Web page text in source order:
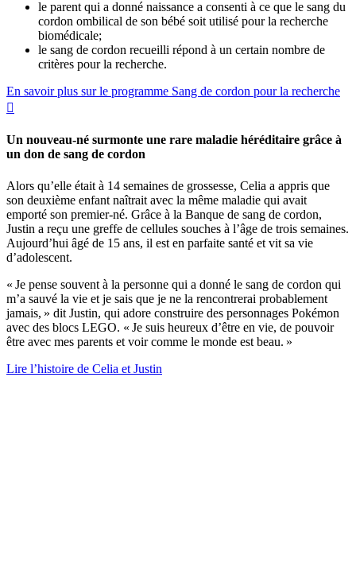
le parent qui a donné naissance a consenti à ce que le sang du
cordon ombilical de son bébé soit utilisé pour la recherche
biomédicale;
le sang de cordon recueilli répond à un certain nombre de
critères pour la recherche.
En savoir plus sur le programme Sang de cordon pour la recherche

Un nouveau-né surmonte une rare maladie héréditaire grâce à
un don de sang de cordon
Alors qu’elle était à 14 semaines de grossesse, Celia a appris que
son deuxième enfant naîtrait avec la même maladie qui avait
emporté son premier-né. Grâce à la Banque de sang de cordon,
Justin a reçu une greffe de cellules souches à l’âge de trois semaines.
Aujourd’hui âgé de 15 ans, il est en parfaite santé et vit sa vie
d’adolescent.
« Je pense souvent à la personne qui a donné le sang de cordon qui
m’a sauvé la vie et je sais que je ne la rencontrerai probablement
jamais, » dit Justin, qui adore construire des personnages Pokémon
avec des blocs LEGO. « Je suis heureux d’être en vie, de pouvoir
être avec mes parents et voir comme le monde est beau. »
Lire l’histoire de Celia et Justin